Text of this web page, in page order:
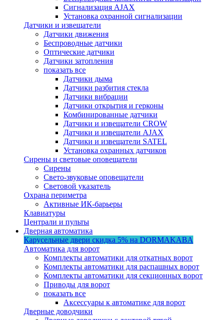
Сигнализация AJAX
Установка охранной сигнализации
Датчики и извещатели
Датчики движения
Беспроводные датчики
Оптические датчики
Датчики затопления
показать все
Датчики дыма
Датчики разбития стекла
Датчики вибрации
Датчики открытия и герконы
Комбинированные датчики
Датчики и извещатели CROW
Датчики и извещатели AJAX
Датчики и извещатели SATEL
Установка охранных датчиков
Сирены и световые оповещатели
Сирены
Свето-звуковые оповещатели
Световой указатель
Охрана периметра
Активные ИК-барьеры
Клавиатуры
Централи и пульты
Дверная автоматика
Карусельные двери скидка 5% на DORMAKABA
Автоматика для ворот
Комплекты автоматики для откатных ворот
Комплекты автоматики для распашных ворот
Комплекты автоматики для секционных ворот
Приводы для ворот
показать все
Аксессуары к автоматике для ворот
Дверные доводчики